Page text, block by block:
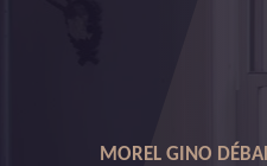
MOREL GINO